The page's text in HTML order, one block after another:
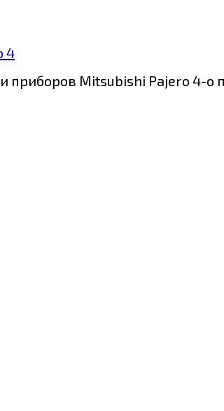
4
Mitsubishi Pajero 4-о